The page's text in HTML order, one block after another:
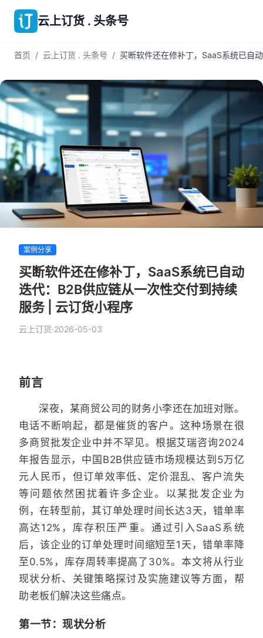
云上订货 . 头条号
首页 / 云上订货 . 头条号 / 买断软件还在修补丁，SaaS系统已自
案例分享
买断软件还在修补丁，SaaS系统已自动
迭代：B2B供应链从一次性交付到持续
服务 | 云订货小程序
云上订货·2026-05-03
前言
深夜，某商贸公司的财务小李还在加班对账。
电话不断响起，都是催货的客户。这种场景在很
多商贸批发企业中并不罕见。根据艾瑞咨询2024
年报告显示，中国B2B供应链市场规模达到5万亿
元人民币，但订单效率低、定价混乱、客户流失
等问题依然困扰着许多企业。以某批发企业为
例，在转型前，其订单处理时间长达3天，错单率
高达12%，库存积压严重。通过引入SaaS系统
后，该企业的订单处理时间缩短至1天，错单率降
至0.5%，库存周转率提高了30%。本文将从行业
现状分析、关键策略探讨及实施建议等方面，帮
助老板们解决这些痛点。
第一节：现状分析